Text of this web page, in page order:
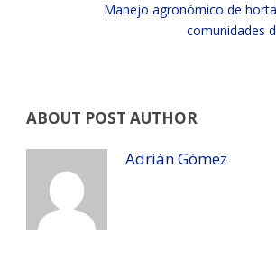
Manejo agronómico de
comunidades
ABOUT POST AUTHOR
Adrián Gómez